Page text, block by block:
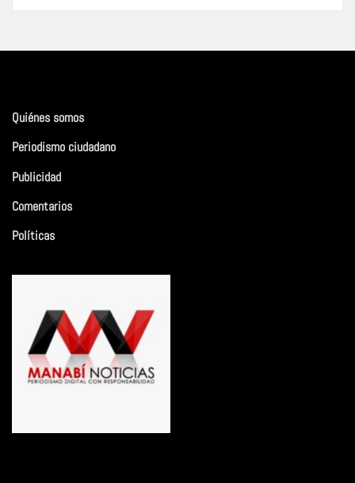
Quiénes somos
Periodismo ciudadano
Publicidad
Comentarios
Políticas